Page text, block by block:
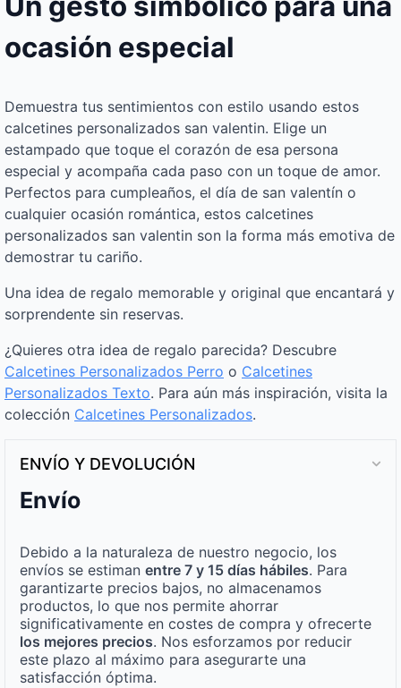
ocasión especial
Demuestra tus sentimientos con estilo usando estos
calcetines personalizados san valentin. Elige un
estampado que toque el corazón de esa persona
especial y acompaña cada paso con un toque de amor.
Perfectos para cumpleaños, el día de san valentín o
cualquier ocasión romántica, estos calcetines
personalizados san valentin son la forma más emotiva de
demostrar tu cariño.
Una idea de regalo memorable y original que encantará y
sorprendente sin reservas.
¿Quieres otra idea de regalo parecida? Descubre
Calcetines Personalizados Perro o Calcetines
Personalizados Texto. Para aún más inspiración, visita la
colección Calcetines Personalizados.
ENVÍO Y DEVOLUCIÓN
Envío
Debido a la naturaleza de nuestro negocio, los
envíos se estiman entre 7 y 15 días hábiles. Para
garantizarte precios bajos, no almacenamos
productos, lo que nos permite ahorrar
significativamente en costes de compra y ofrecerte
los mejores precios. Nos esforzamos por reducir
este plazo al máximo para asegurarte una
satisfacción óptima.